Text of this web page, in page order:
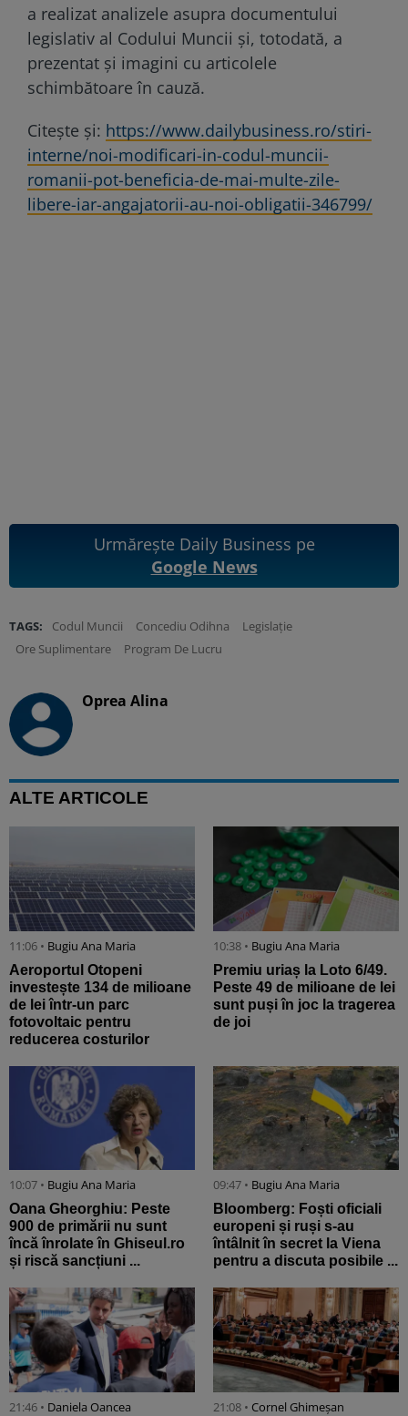
a realizat analizele asupra documentului
legislativ al Codului Muncii și, totodată, a
prezentat și imagini cu articolele
schimbătoare în cauză.
Citește și: https://www.dailybusiness.ro/stiri-
interne/noi-modificari-in-codul-muncii-
romanii-pot-beneficia-de-mai-multe-zile-
libere-iar-angajatorii-au-noi-obligatii-346799/
Urmărește Daily Business pe
Google News
TAGS: Codul Muncii Concediu Odihna
Legislație
Ore Suplimentare
Program De Lucru
Oprea Alina
ALTE ARTICOLE
11:06 • Bugiu ⁠Ana Maria
Aeroportul Otopeni
investește 134 de milioane
de lei într-un parc
fotovoltaic pentru
reducerea costurilor
10:38 • Bugiu ⁠Ana Maria
Premiu uriaș la Loto 6/49.
Peste 49 de milioane de lei
sunt puși în joc la tragerea
de joi
10:07 • Bugiu ⁠Ana Maria
Oana Gheorghiu: Peste
900 de primării nu sunt
încă înrolate în Ghiseul.ro
și riscă sancțiuni ...
09:47 • Bugiu ⁠Ana Maria
Bloomberg: Foști oficiali
europeni și ruși s-au
întâlnit în secret la Viena
pentru a discuta posibile ...
21:46 • Daniela Oancea 21:08 • Cornel Ghimeșan